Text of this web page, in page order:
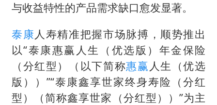
与收益特性的产品需求缺口愈发显著。
泰康人寿精准把握市场脉搏，顺势推出
以“泰康惠赢人生（优选版）年金保险
（分红型）（以下简称惠赢 人生（优选
版））”“泰康鑫享世家终身寿险（分红
型）（简称鑫享世家（分红型））”为主